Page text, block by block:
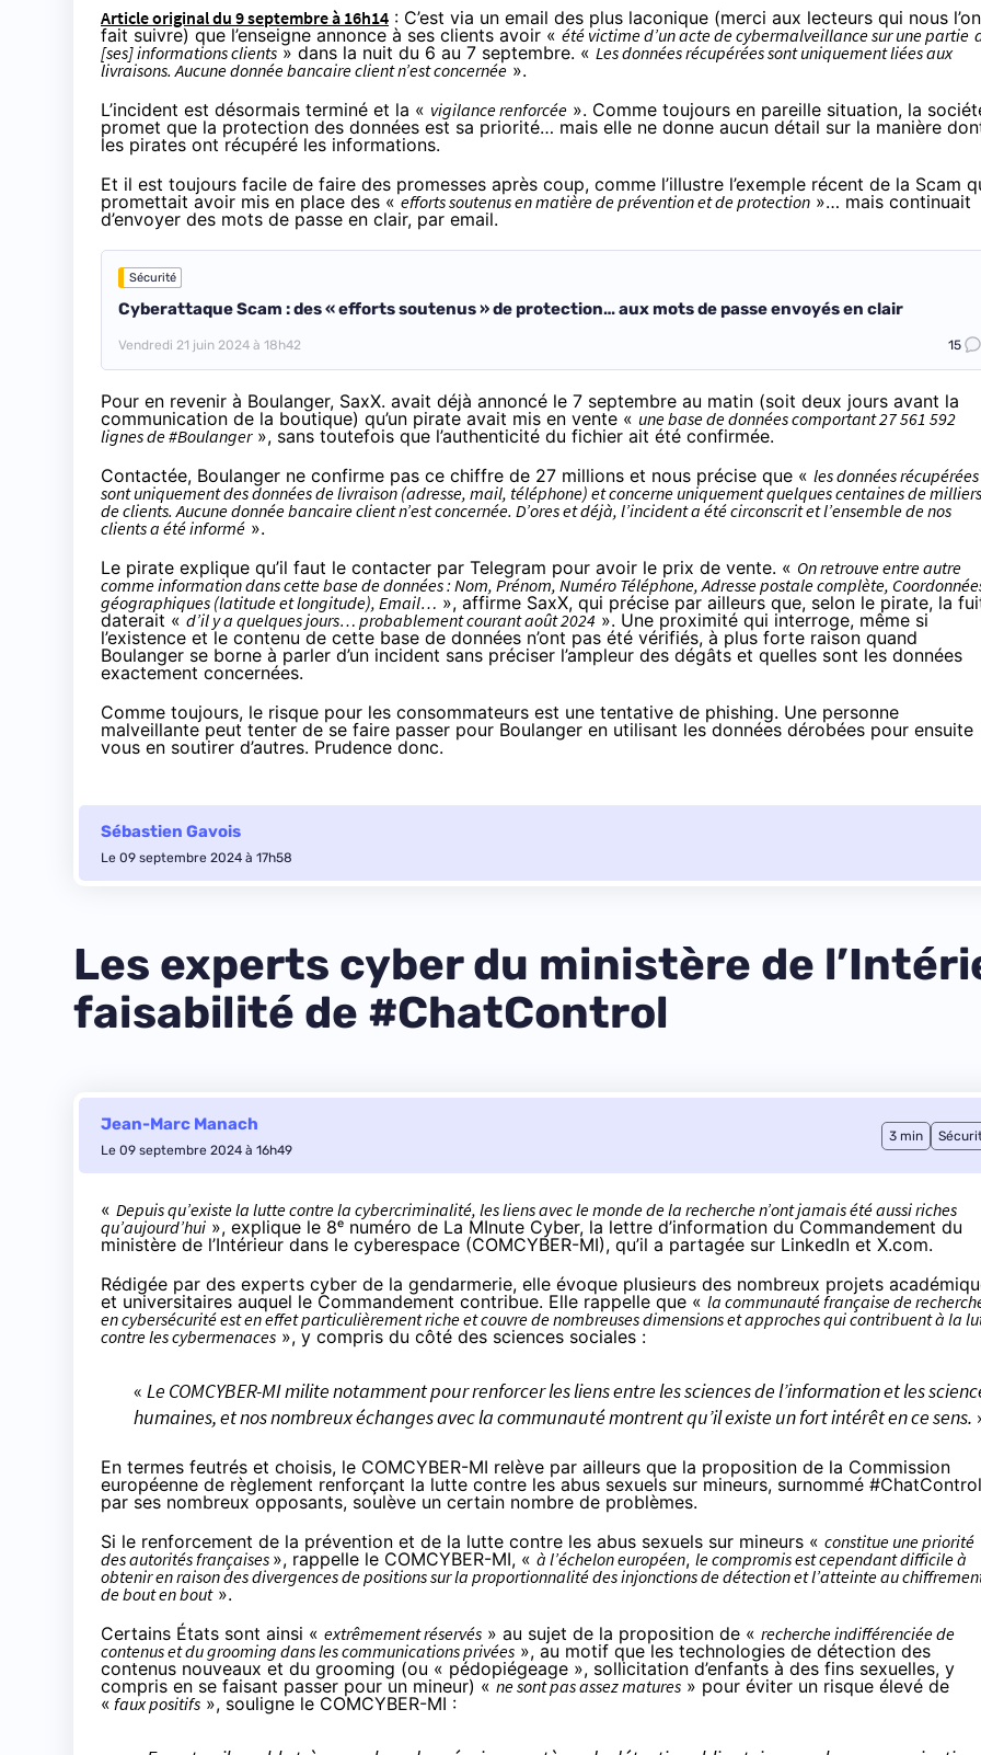
Article original du 9 septembre à 16h14 : C’est via un email des plus laconique (merci aux lecteurs qui nous
fait suivre) que l’enseigne annonce à ses clients avoir « été victime d’un acte de cybermalveillance sur une partie
[ses] informations clients » dans la nuit du 6 au 7 septembre. « Les données récupérées sont uniquement liées aux
livraisons. Aucune donnée bancaire client n’est concernée ».
L’incident est désormais terminé et la « vigilance renforcée ». Comme toujours en pareille situation, la
promet que la protection des données est sa priorité… mais elle ne donne aucun détail sur la manière
les pirates ont récupéré les informations.
Et il est toujours facile de faire des promesses après coup, comme l’illustre l’exemple récent de la Scam
promettait avoir mis en place des «efforts soutenus en matière de prévention et de protection »… mais continuait
d’envoyer des mots de passe en clair, par email.
Sécurité
Cyberattaque Scam : des « efforts soutenus » de protection… aux mots de passe envoyés en clair
Vendredi 21 juin 2024 à 18h42 15
Pour en revenir à Boulanger, SaxX. avait déjà annoncé le 7 septembre au matin (soit deux jours avant la
communication de la boutique) qu’un pirate avait mis en vente « une base de données comportant 27 561 592
lignes de #Boulanger», sans toutefois que l’authenticité du fichier ait été confirmée.
Contactée, Boulanger ne confirme pas ce chiffre de 27 millions et nous précise que « les données récupérées
sont uniquement des données de livraison (adresse, mail, téléphone) et concerne uniquement quelques centaines de milliers
de clients. Aucune donnée bancaire client n’est concernée. D’ores et déjà, l’incident a été circonscrit et l’ensemble de nos
clients a été informé ».
Le pirate explique qu’il faut le contacter par Telegram pour avoir le prix de vente. « On retrouve entre autre
comme information dans cette base de données : Nom, Prénom, Numéro Téléphone, Adresse postale complète,
géographiques (latitude et longitude), Email… », affirme SaxX, qui précise par ailleurs que, selon le pirate, la
daterait « d’il y a quelques jours… probablement courant août 2024 ». Une proximité qui interroge, même si
l’existence et le contenu de cette base de données n’ont pas été vérifiés, à plus forte raison quand
Boulanger se borne à parler d’un incident sans préciser l’ampleur des dégâts et quelles sont les données
exactement concernées.
Comme toujours, le risque pour les consommateurs est une tentative de phishing. Une personne
malveillante peut tenter de se faire passer pour Boulanger en utilisant les données dérobées pour ensuite
vous en soutirer d’autres. Prudence donc.
Sébastien Gavois
Le 09 septembre 2024 à 17h58
Les experts cyber du ministère de
faisabilité de #ChatControl
Jean-Marc Manach
Le 09 septembre 2024 à 16h49
3 min
« Depuis qu’existe la lutte contre la cybercriminalité, les liens avec le monde de la recherche n’ont jamais été aussi riches
qu’aujourd’hui », explique le 8ᵉ numéro de La MInute Cyber, la lettre d’information du Commandement du
ministère de l’Intérieur dans le cyberespace (COMCYBER-MI), qu’il a partagée sur LinkedIn et X.com.
Rédigée par des experts cyber de la gendarmerie, elle évoque plusieurs des nombreux projets
et universitaires auquel le Commandement contribue. Elle rappelle que « la communauté française de
en cybersécurité est en effet particulièrement riche et couvre de nombreuses dimensions et approches qui contribuent à la
contre les cybermenaces », y compris du côté des sciences sociales :
« Le COMCYBER-MI milite notamment pour renforcer les liens entre les sciences de l’information et les
humaines, et nos nombreux échanges avec la communauté montrent qu’il existe un fort intérêt en ce sens.
En termes feutrés et choisis, le COMCYBER-MI relève par ailleurs que la proposition de la Commission
européenne de règlement renforçant la lutte contre les abus sexuels sur mineurs, surnommé #ChatControl
par ses nombreux opposants, soulève un certain nombre de problèmes.
Si le renforcement de la prévention et de la lutte contre les abus sexuels sur mineurs « constitue une priorité
des autorités françaises », rappelle le COMCYBER-MI, « à l’échelon européen, le compromis est cependant difficile à
obtenir en raison des divergences de positions sur la proportionnalité des injonctions de détection et l’atteinte au
de bout en bout».
Certains États sont ainsi « extrêmement réservés » au sujet de la proposition de « recherche indifférenciée de
contenus et du grooming dans les communications privées », au motif que les technologies de détection des
contenus nouveaux et du grooming (ou « pédopiégeage », sollicitation d’enfants à des fins sexuelles, y
compris en se faisant passer pour un mineur) «ne sont pas assez matures » pour éviter un risque élevé de
« faux positifs », souligne le COMCYBER-MI :